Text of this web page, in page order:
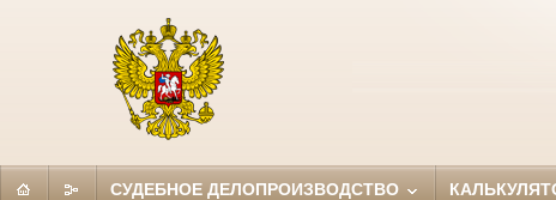
СУДЕБНОЕ ДЕЛОПРОИЗВОДСТВО